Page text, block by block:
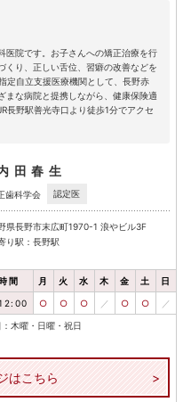
医院です。お子さんへの矯正治療を行
くり、正しい舌位、習癖の改善などを
定自立支援医療機関として、長野赤
まな病院と提携しながら、健康保険適
長野駅善光寺口より徒歩1分でアクセ
田春生
歯科学会 認定医
県長野市末広町1970-1 浪やビル3F
り駅：長野駅
間 月 火 水 木 金 土 日
○ ○ ○ ／ ○ ○ ／
木曜・日曜・祝日
はこちら